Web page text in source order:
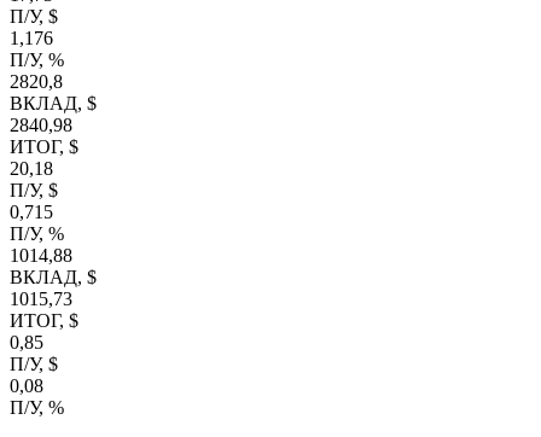
П/У, $
1,176
П/У, %
2820,8
ВКЛАД, $
2840,98
ИТОГ, $
20,18
П/У, $
0,715
П/У, %
1014,88
ВКЛАД, $
1015,73
ИТОГ, $
0,85
П/У, $
0,08
П/У, %